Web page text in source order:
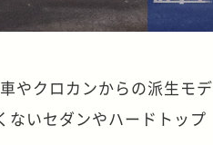
やクロカンからの派生モデ
ないセダンやハードトップ